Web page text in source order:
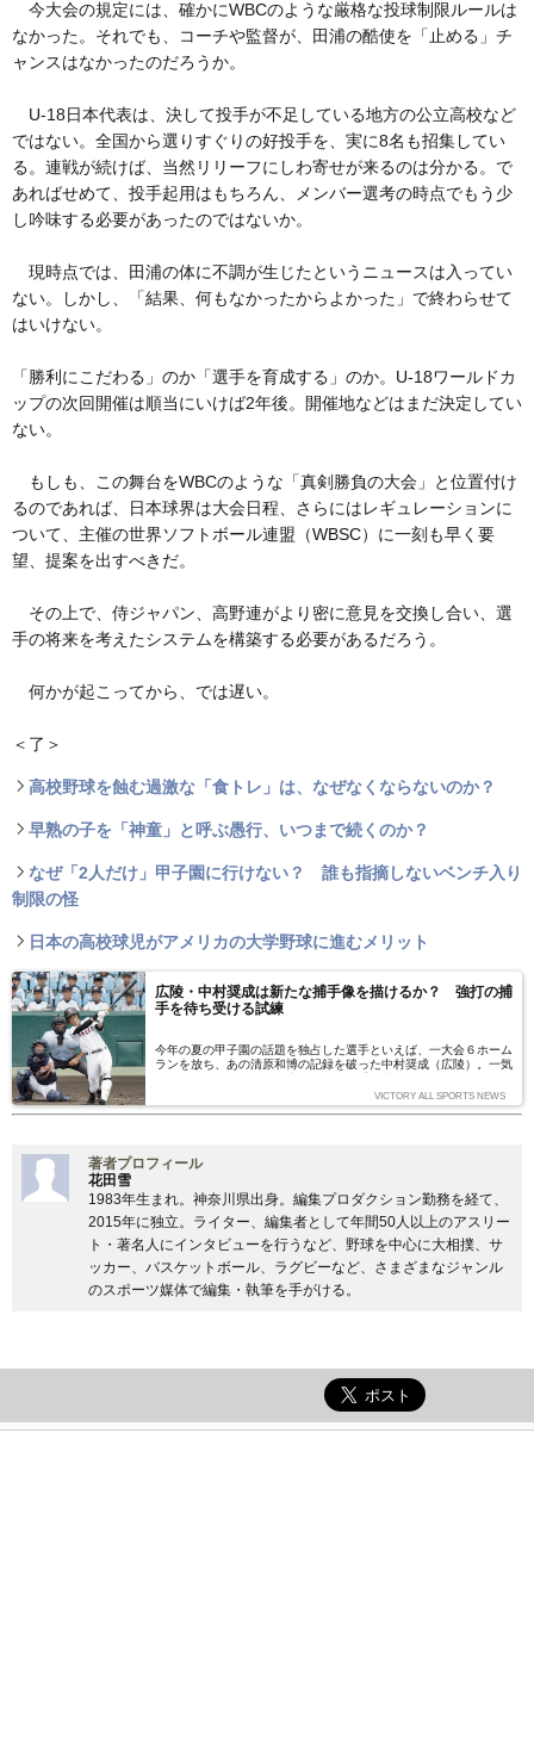
今大会の規定には、確かにWBCのような厳格な投球制限ルールは
なかった。それでも、コーチや監督が、田浦の酷使を「止める」チ
ャンスはなかったのだろうか。
U-18日本代表は、決して投手が不足している地方の公立高校など
ではない。全国から選りすぐりの好投手を、実に8名も招集してい
る。連戦が続けば、当然リリーフにしわ寄せが来るのは分かる。で
あればせめて、投手起用はもちろん、メンバー選考の時点でもう少
し吟味する必要があったのではないか。
現時点では、田浦の体に不調が生じたというニュースは入ってい
ない。しかし、「結果、何もなかったからよかった」で終わらせて
はいけない。
「勝利にこだわる」のか「選手を育成する」のか。U-18ワールドカ
ップの次回開催は順当にいけば2年後。開催地などはまだ決定してい
ない。
もしも、この舞台をWBCのような「真剣勝負の大会」と位置付け
るのであれば、日本球界は大会日程、さらにはレギュレーションに
ついて、主催の世界ソフトボール連盟（WBSC）に一刻も早く要
望、提案を出すべきだ。
その上で、侍ジャパン、高野連がより密に意見を交換し合い、選
手の将来を考えたシステムを構築する必要があるだろう。
何かが起こってから、では遅い。
＜了＞
高校野球を蝕む過激な「食トレ」は、なぜなくならないのか？
早熟の子を「神童」と呼ぶ愚行、いつまで続くのか？
なぜ「2人だけ」甲子園に行けない？ 誰も指摘しないベンチ入り
制限の怪
日本の高校球児がアメリカの大学野球に進むメリット
広陵・中村奨成は新たな捕手像を描けるか？ 強打の捕
手を待ち受ける試練
今年の夏の甲子園の話題を独占した選手といえば、一大会６ホーム
ランを放ち、あの清原和博の記録を破った中村奨成（広陵）。一気
の捕手、さらに守って、走れる三拍子揃った新たな捕手像を切り開
くのでは？という期待すらある。プロ入りを明言した中村選手の可
VICTORY ALL SPORTS NEWS
著者プロフィール
花田雪
1983年生まれ。神奈川県出身。編集プロダクション勤務を経て、
2015年に独立。ライター、編集者として年間50人以上のアスリー
ト・著名人にインタビューを行うなど、野球を中心に大相撲、サ
ッカー、バスケットボール、ラグビーなど、さまざまなジャンル
のスポーツ媒体で編集・執筆を手がける。